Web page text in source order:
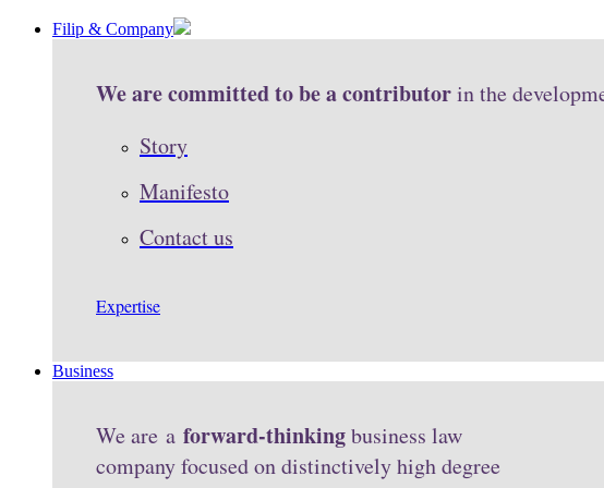
Filip & Company
We are committed to be a contributorin the
Story
Manifesto
Contact us
Expertise
Business
We are a forward-thinkingbusiness law
company focused on distinctively high degree